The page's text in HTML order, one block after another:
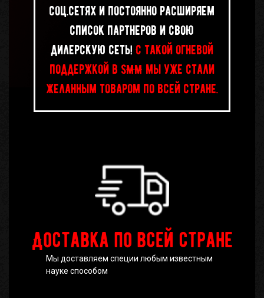
соц.сетях и постоянно расширяем
список партнеров и свою
дилерскую сеть! С такой огневой
поддержкой в SMM мы уже стали
желанным товаром по всей стране.
Доставка по всей стране
Мы доставляем специи любым известным
науке способом